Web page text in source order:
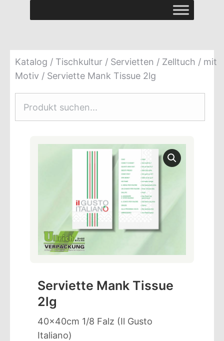
Katalog / Tischkultur / Servietten / Zelltuch / mit
Motiv / Serviette Mank Tissue 2lg
Serviette Mank Tissue
2lg
40x40cm 1/8 Falz (Il Gusto
Italiano)